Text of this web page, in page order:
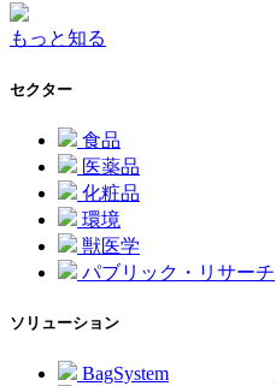
もっと知る
セクター
食品
医薬品
化粧品
環境
獣医学
パブリック・リサーチ
ソリューション
BagSystem